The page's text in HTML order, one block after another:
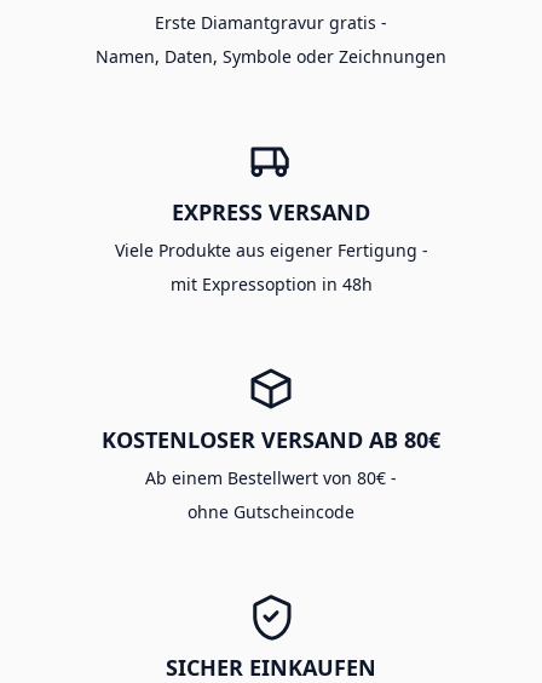
Erste Diamantgravur gratis -
Namen, Daten, Symbole oder Zeichnungen
EXPRESS VERSAND
Viele Produkte aus eigener Fertigung -
mit Expressoption in 48h
KOSTENLOSER VERSAND AB 80€
Ab einem Bestellwert von 80€ -
ohne Gutscheincode
SICHER EINKAUFEN